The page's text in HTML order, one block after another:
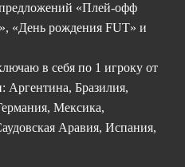
«Плей-офф
«День рождения FUT» и
в себя по 1 игроку от
Аргентина, Бразилия,
Мексика,
Аравия, Испания,